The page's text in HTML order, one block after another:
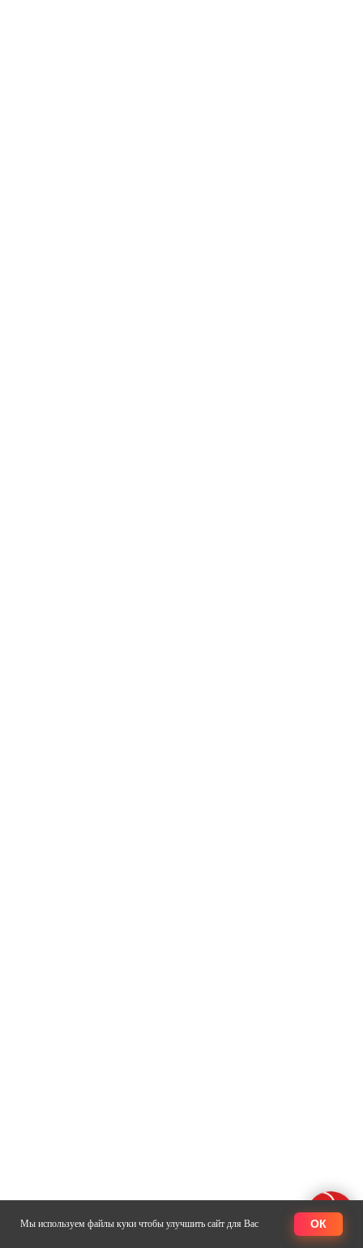
Мы используем файлы куки чтобы улучшить сайт для Вас ОК